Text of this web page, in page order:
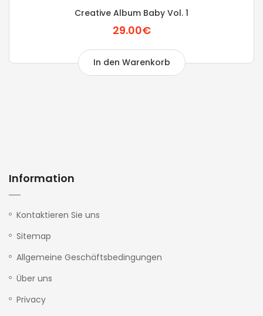
Creative Album Baby Vol. 1
29.00€
In den Warenkorb
Information
Kontaktieren Sie uns
Sitemap
Allgemeine Geschäftsbedingungen
Über uns
Privacy